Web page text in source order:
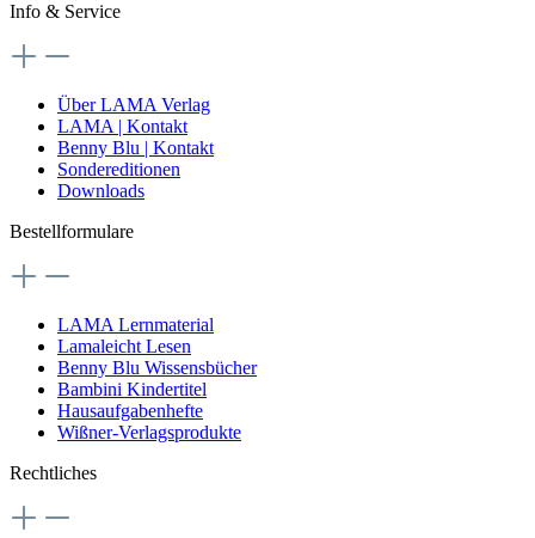
Info & Service
Über LAMA Verlag
LAMA | Kontakt
Benny Blu | Kontakt
Sondereditionen
Downloads
Bestellformulare
LAMA Lernmaterial
Lamaleicht Lesen
Benny Blu Wissensbücher
Bambini Kindertitel
Hausaufgabenhefte
Wißner-Verlagsprodukte
Rechtliches